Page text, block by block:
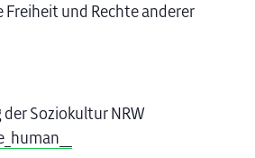
Freiheit und Rechte anderer
Soziokultur NRW